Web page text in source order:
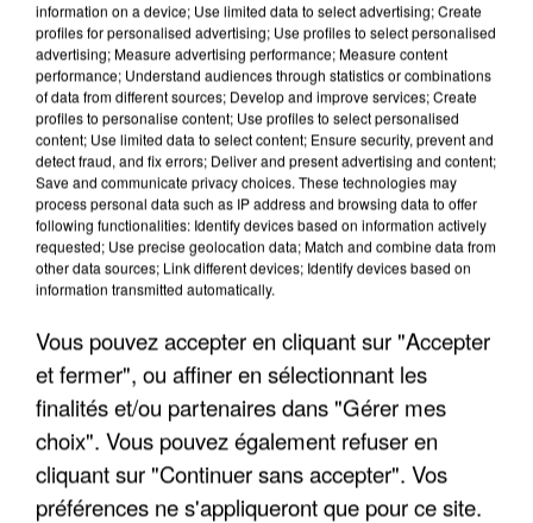
UN SECOND CADRE DE LA DZ MAFIA
INTERPELLÉ EN ALGÉRIE
information on a device; Use limited data to select advertising; Create
profiles for personalised advertising; Use profiles to select personalised
advertising; Measure advertising performance; Measure content
performance; Understand audiences through statistics or combinations
of data from different sources; Develop and improve services; Create
profiles to personalise content; Use profiles to select personalised
content; Use limited data to select content; Ensure security, prevent and
detect fraud, and fix errors; Deliver and present advertising and content;
Save and communicate privacy choices. These technologies may
process personal data such as IP address and browsing data to offer
following functionalities: Identify devices based on information actively
requested; Use precise geolocation data; Match and combine data from
other data sources; Link different devices; Identify devices based on
information transmitted automatically.
Vous pouvez accepter en cliquant sur "Accepter
et fermer", ou affiner en sélectionnant les
finalités et/ou partenaires dans "Gérer mes
choix". Vous pouvez également refuser en
cliquant sur "Continuer sans accepter". Vos
préférences ne s'appliqueront que pour ce site.